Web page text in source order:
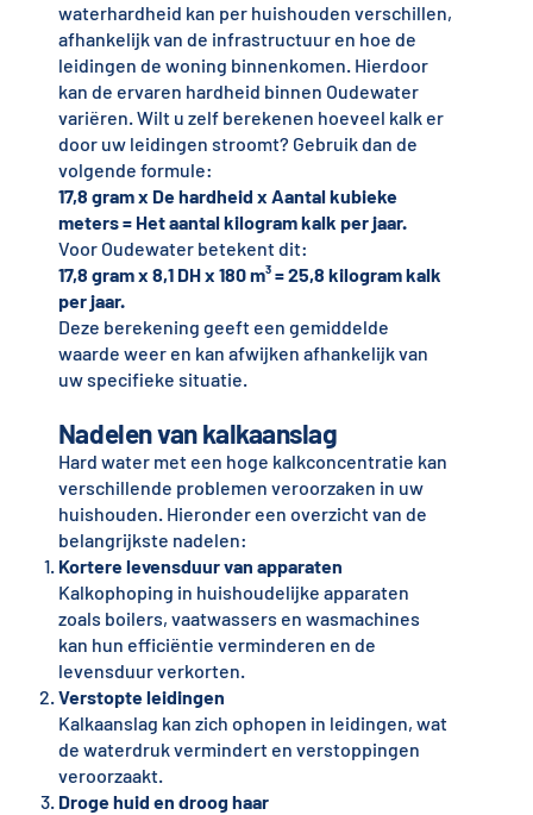
waterhardheid kan per huishouden verschillen,
afhankelijk van de infrastructuur en hoe de
leidingen de woning binnenkomen. Hierdoor
kan de ervaren hardheid binnen Oudewater
variëren. Wilt u zelf berekenen hoeveel kalk er
door uw leidingen stroomt? Gebruik dan de
volgende formule:
17,8 gram x De hardheid x Aantal kubieke
meters = Het aantal kilogram kalk per jaar.
Voor Oudewater betekent dit:
17,8 gram x 8,1 DH x 180 m³ = 25,8 kilogram kalk
per jaar.
Deze berekening geeft een gemiddelde
waarde weer en kan afwijken afhankelijk van
uw specifieke situatie.
Nadelen van kalkaanslag
Hard water met een hoge kalkconcentratie kan
verschillende problemen veroorzaken in uw
huishouden. Hieronder een overzicht van de
belangrijkste nadelen:
Kortere levensduur van apparaten
Kalkophoping in huishoudelijke apparaten
zoals boilers, vaatwassers en wasmachines
kan hun efficiëntie verminderen en de
levensduur verkorten.
Verstopte leidingen
Kalkaanslag kan zich ophopen in leidingen, wat
de waterdruk vermindert en verstoppingen
veroorzaakt.
Droge huid en droog haar